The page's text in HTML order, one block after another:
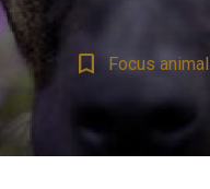
bookmark_border
Focus animal